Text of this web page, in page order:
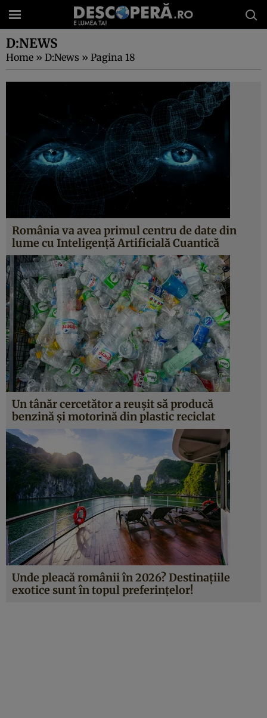
D:NEWS
Home » D:News » Pagina 18
România va avea primul centru de date din
lume cu Inteligență Artificială Cuantică
Un tânăr cercetător a reușit să producă
benzină și motorină din plastic reciclat
Unde pleacă românii în 2026? Destinațiile
exotice sunt în topul preferințelor!